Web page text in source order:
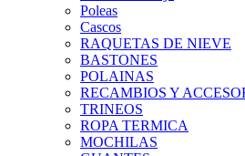
Poleas
Cascos
RAQUETAS DE NIEVE
BASTONES
POLAINAS
RECAMBIOS Y
TRINEOS
ROPA TERMICA
MOCHILAS